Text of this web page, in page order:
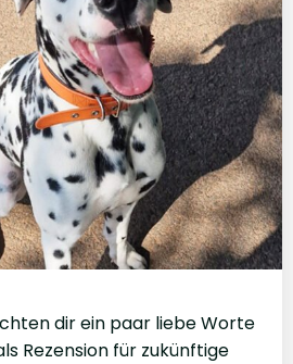
dir ein paar liebe Worte
Rezension für zukünftige